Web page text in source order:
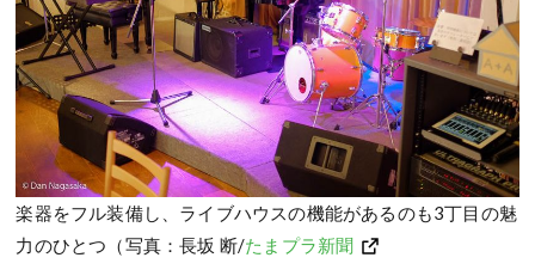
楽器をフル装備し、ライブハウスの機能があるのも3丁目の魅
力のひとつ（写真：長坂 断/たまプラ新聞